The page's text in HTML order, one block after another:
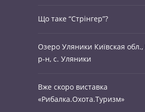
Що таке “Стрінгер”?
Озеро Уляники Київская
р-н, c. Уляники
Вже скоро виставка
«Рибалка.Охота.Туризм»